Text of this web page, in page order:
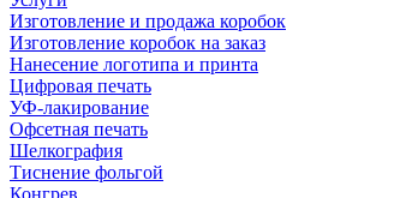
Изготовление и продажа коробок
Изготовление коробок на заказ
Нанесение логотипа и принта
Цифровая печать
УФ-лакирование
Офсетная печать
Шелкография
Тиснение фольгой
Конгрев